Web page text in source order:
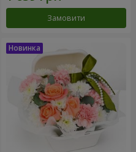
Замовити